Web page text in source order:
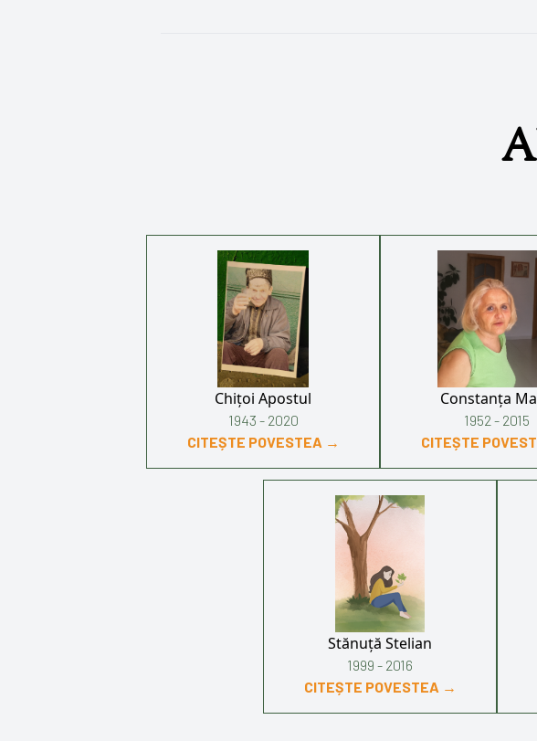
Chițoi Apostul
1943 - 2020
CITEȘTE POVESTEA →
Constanța
1952 - 2015
CITEȘTE
Stănuță Stelian
1999 - 2016
CITEȘTE POVESTEA →